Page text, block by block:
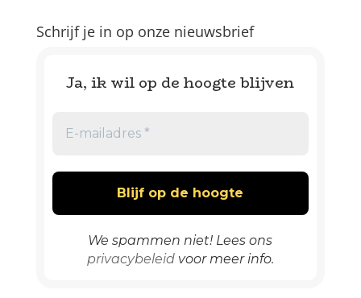
Schrijf je in op onze nieuwsbrief
Ja, ik wil op de hoogte blijven
We spammen niet! Lees ons
privacybeleidvoor meer info.